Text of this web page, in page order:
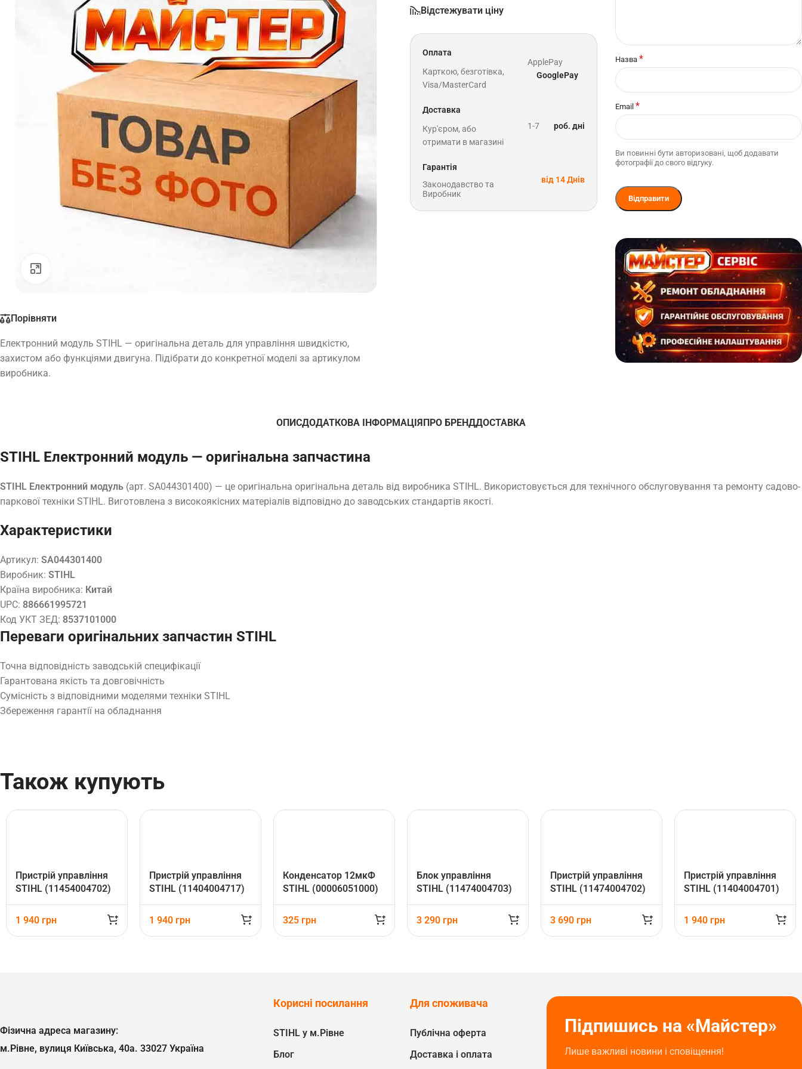
Порівняти
Електронний модуль STIHL — оригінальна деталь для управління швидкістю,
захистом або функціями двигуна. Підібрати до конкретної моделі за артикулом
виробника.
Відстежувати ціну
Оплата
Карткою, безготівка,
Visa/MasterCard
ApplePay
GooglePay
Доставка
Кур'єром, або
отримати в магазині
1-7 роб. дні
Гарантія
Законодавство та
Виробник
від 14 Днів
Назва *
Email *
Ви повинні бути авторизовані, щоб додавати
фотографії до свого відгуку.
ОПИСДОДАТКОВА ІНФОРМАЦІЯПРО БРЕНДДОСТАВКА
STIHL Електронний модуль — оригінальна запчастина
STIHL Електронний модуль (арт. SA044301400) — це оригінальна оригінальна деталь від виробника STIHL. Використовується для технічного обслуговування та ремонту садово-
паркової техніки STIHL. Виготовлена з високоякісних матеріалів відповідно до заводських стандартів якості.
Характеристики
Артикул: SA044301400
Виробник: STIHL
Країна виробника: Китай
UPC: 886661995721
Код УКТ ЗЕД: 8537101000
Переваги оригінальних запчастин STIHL
Точна відповідність заводській специфікації
Гарантована якість та довговічність
Сумісність з відповідними моделями техніки STIHL
Збереження гарантії на обладнання
Також купують
Пристрій управління
STIHL (11454004702)
1 940 грн
Пристрій управління
STIHL (11404004717)
1 940 грн
Конденсатор 12мкФ
STIHL (00006051000)
325 грн
Блок управління
STIHL (11474004703)
3 290 грн
Пристрій управління
STIHL (11474004702)
3 690 грн
Пристрій управління
STIHL (11404004701)
1 940 грн
Фізична адреса магазину:
м.Рівне, вулиця Київська, 40а. 33027 Україна
Корисні посилання
STIHL у м.Рівне
Блог
Для споживача
Публічна оферта
Доставка і оплата
Підпишись на «Майстер»
Лише важливі новини і сповіщення!